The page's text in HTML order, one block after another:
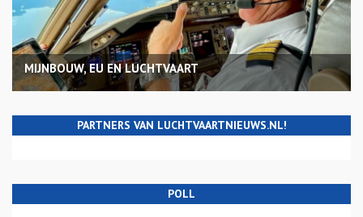
MIJNBOUW, EU EN LUCHTVAART
PARTNERS VAN LUCHTVAARTNIEUWS.NL!
POLL